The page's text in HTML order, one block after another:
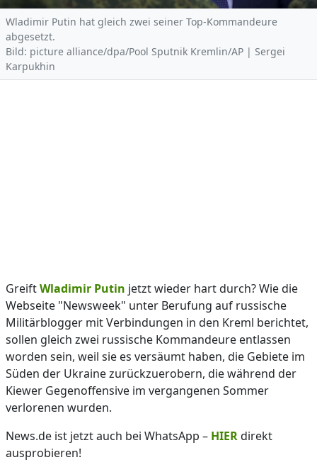
Wladimir Putin hat gleich zwei seiner Top-Kommandeure
abgesetzt.
Bild: picture alliance/dpa/Pool Sputnik Kremlin/AP | Sergei
Karpukhin
GreiftWladimir Putin jetzt wieder hart durch? Wie die
Webseite "Newsweek" unter Berufung auf russische
Militärblogger mit Verbindungen in den Kreml berichtet,
sollen gleich zwei russische Kommandeure entlassen
worden sein, weil sie es versäumt haben, die Gebiete im
Süden der Ukraine zurückzuerobern, die während der
Kiewer Gegenoffensive im vergangenen Sommer
verlorenen wurden.
News.de ist jetzt auch bei WhatsApp – HIERdirekt
ausprobieren!